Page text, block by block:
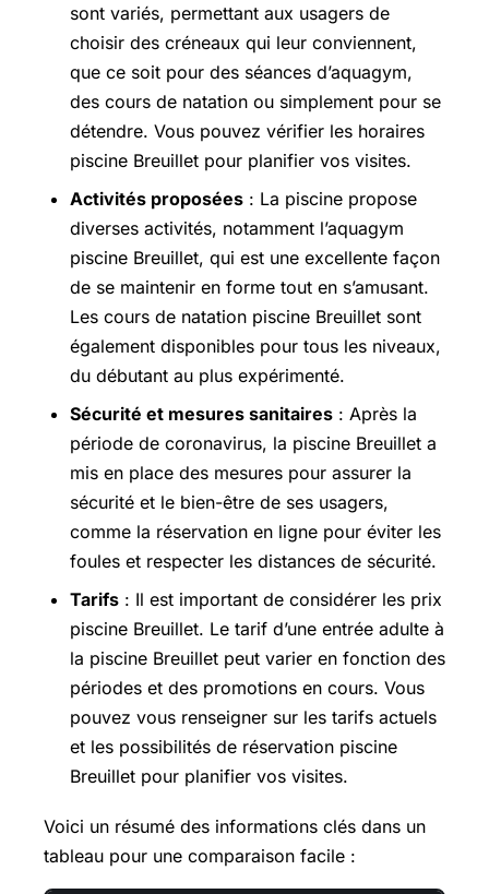
sont variés, permettant aux usagers de
choisir des créneaux qui leur conviennent,
que ce soit pour des séances d’aquagym,
des cours de natation ou simplement pour se
détendre. Vous pouvez vérifier les horaires
piscine Breuillet pour planifier vos visites.
Activités proposées : La piscine propose
diverses activités, notamment l’aquagym
piscine Breuillet, qui est une excellente façon
de se maintenir en forme tout en s’amusant.
Les cours de natation piscine Breuillet sont
également disponibles pour tous les niveaux,
du débutant au plus expérimenté.
Sécurité et mesures sanitaires : Après la
période de coronavirus, la piscine Breuillet a
mis en place des mesures pour assurer la
sécurité et le bien-être de ses usagers,
comme la réservation en ligne pour éviter les
foules et respecter les distances de sécurité.
Tarifs : Il est important de considérer les prix
piscine Breuillet. Le tarif d’une entrée adulte à
la piscine Breuillet peut varier en fonction des
périodes et des promotions en cours. Vous
pouvez vous renseigner sur les tarifs actuels
et les possibilités de réservation piscine
Breuillet pour planifier vos visites.
Voici un résumé des informations clés dans un
tableau pour une comparaison facile :